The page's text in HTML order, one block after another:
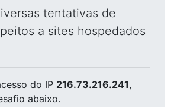
tentativas de
a sites hospedados
do IP 216.73.216.241,
abaixo.